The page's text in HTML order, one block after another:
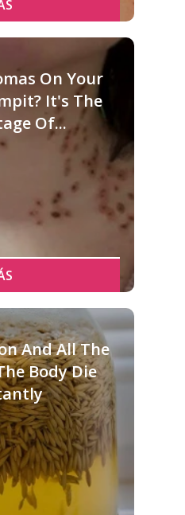
On Your
It's The
Of...
And All The
Body Die